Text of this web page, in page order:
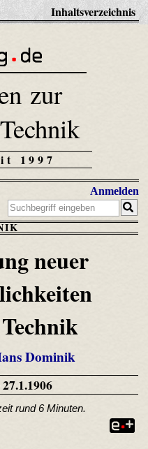
Inhaltsverzeichnis
zur
1997
Anmelden
neuer
Dominik
27.1.1906
rund 6 Minuten.